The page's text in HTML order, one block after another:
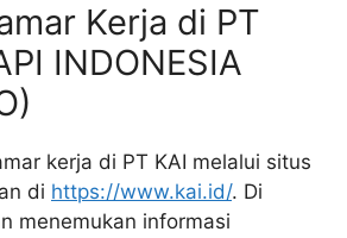
Kerja di PT
INDONESIA
kerja di PT KAI melalui situs
di https://www.kai.id/. Di
menemukan informasi